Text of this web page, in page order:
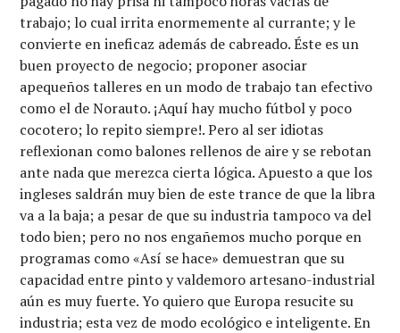
trabajo; lo cual irrita enormemente al currante; y le
convierte en ineficaz además de cabreado. Éste es un
buen proyecto de negocio; proponer asociar
apequeños talleres en un modo de trabajo tan efectivo
como el de Norauto. ¡Aquí hay mucho fútbol y poco
cocotero; lo repito siempre!. Pero al ser idiotas
reflexionan como balones rellenos de aire y se rebotan
ante nada que merezca cierta lógica. Apuesto a que los
ingleses saldrán muy bien de este trance de que la libra
va a la baja; a pesar de que su industria tampoco va del
todo bien; pero no nos engañemos mucho porque en
programas como «Así se hace» demuestran que su
capacidad entre pinto y valdemoro artesano-industrial
aún es muy fuerte. Yo quiero que Europa resucite su
industria; esta vez de modo ecológico e inteligente. En